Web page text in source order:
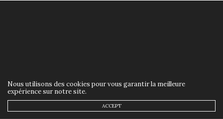
Nous utilisons des cookies pour vous garantir la meilleure
expérience sur notre site.
ACCEPT